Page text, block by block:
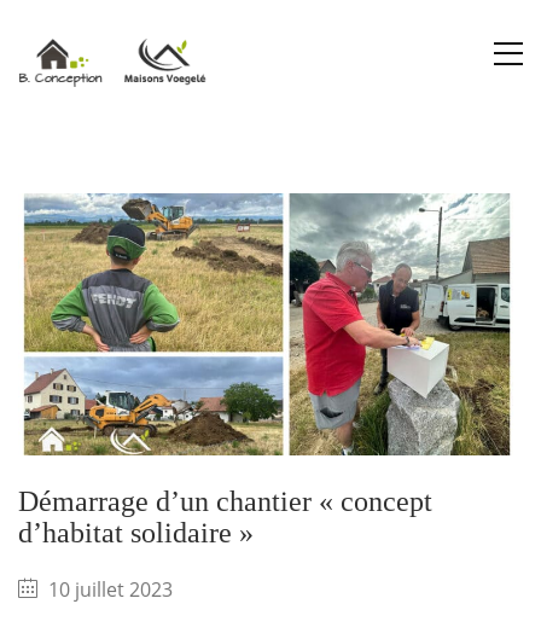
Démarrage d’un chantier « concept
d’habitat solidaire »
10 juillet 2023